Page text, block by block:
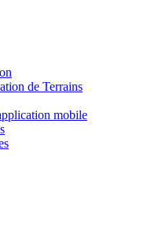
de Terrains
mobile